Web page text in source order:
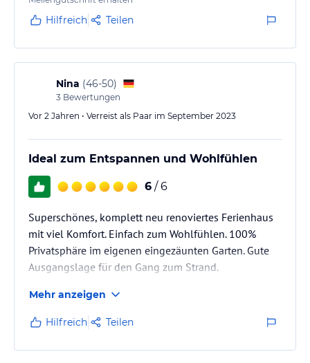
und ein paar Wohnmobilstellplätze. Zudem gibt es
Jahresplätze sind etwas abgetrennt in einem eigenen
Bereich.
Der Park bietet…
Hilfreich Teilen
Nina (46-50)
3 Bewertungen
Vor 2 Jahren • Verreist als Paar im September 2023
Ideal zum Entspannen und Wohlfühlen
6 / 6
Superschönes, komplett neu renoviertes Ferienhaus
mit viel Komfort. Einfach zum Wohlfühlen. 100%
Privatsphäre im eigenen eingezäunten Garten. Gute
Ausgangslage für den Gang zum Strand.
Mehr anzeigen
Hilfreich Teilen